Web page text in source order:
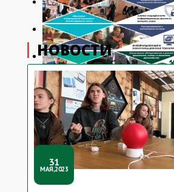
НОВОСТИ
31
МАЯ,2023